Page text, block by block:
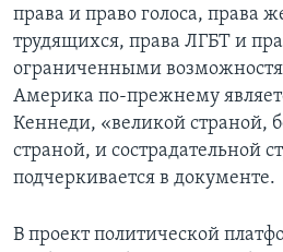
права и право голоса, права
трудящихся, права ЛГБТ и
ограниченными
Америка по-прежнему
Кеннеди, «великой страной,
страной, и сострадательной
подчеркивается в документе.
В проект политической